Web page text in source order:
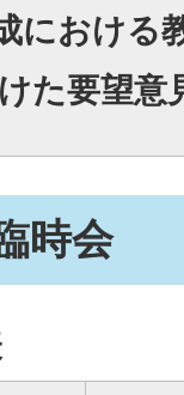
における
た要望意
時会